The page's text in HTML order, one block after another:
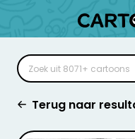
Terug naar